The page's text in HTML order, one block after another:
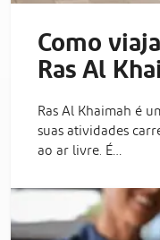
Como
Ras Al
Ras Al Khaimah é
suas atividades
ao ar livre. É…